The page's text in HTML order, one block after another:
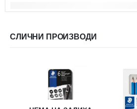
СЛИЧНИ ПРОИЗВОДИ